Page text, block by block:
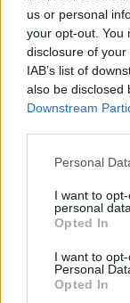
us or personal
your opt-out. You
disclosure of
IAB’s list of
also be disclosed
Downstream
Personal
I want to
personal data.
Opted In
I want to
Personal
Opted In
Inspektören
hygien och
– Vi har ingen
klubbar.
tillsammans
säger
Vad
potatissallad
framme,
Dessutom ska